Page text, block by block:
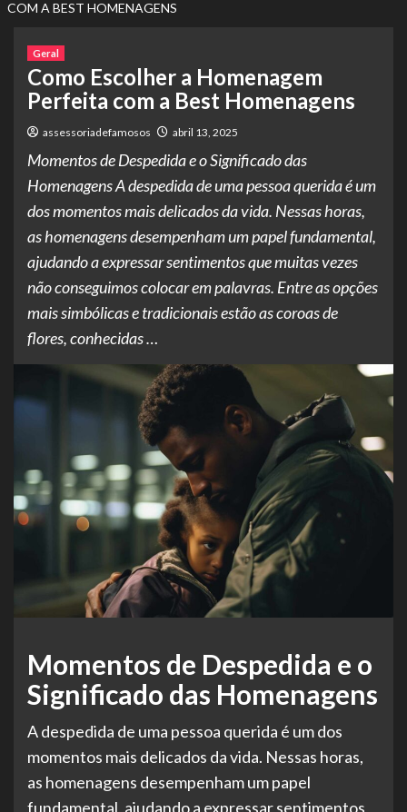
COM A BEST HOMENAGENS
Geral
Como Escolher a Homenagem
Perfeita com a Best Homenagens
assessoriadefamosos abril 13, 2025
Momentos de Despedida e o Significado das
Homenagens A despedida de uma pessoa querida é um
dos momentos mais delicados da vida. Nessas horas,
as homenagens desempenham um papel fundamental,
ajudando a expressar sentimentos que muitas vezes
não conseguimos colocar em palavras. Entre as opções
mais simbólicas e tradicionais estão as coroas de
flores, conhecidas …
Momentos de Despedida e o
Significado das Homenagens
A despedida de uma pessoa querida é um dos
momentos mais delicados da vida. Nessas horas,
as homenagens desempenham um papel
fundamental, ajudando a expressar sentimentos